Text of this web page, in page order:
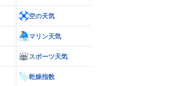
空の天気
マリン天気
スポーツ天気
乾燥指数